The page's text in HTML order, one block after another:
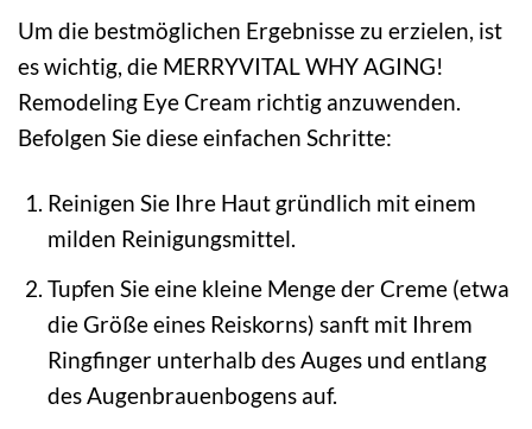
Um die bestmöglichen Ergebnisse zu erzielen, ist
es wichtig, die MERRYVITAL WHY AGING!
Remodeling Eye Cream richtig anzuwenden.
Befolgen Sie diese einfachen Schritte:
Reinigen Sie Ihre Haut gründlich mit einem
milden Reinigungsmittel.
Tupfen Sie eine kleine Menge der Creme (etwa
die Größe eines Reiskorns) sanft mit Ihrem
Ringfinger unterhalb des Auges und entlang
des Augenbrauenbogens auf.